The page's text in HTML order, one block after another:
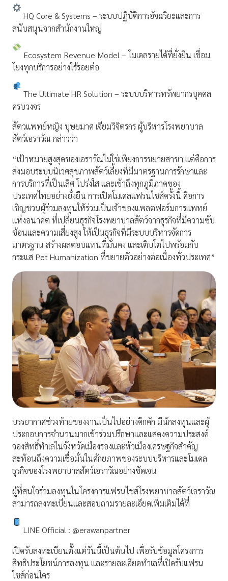
HQ Core & Systems – ระบบปฏิบัติการอัจฉริยะและการ
สนับสนุนจากสำนักงานใหญ่
Ecosystem Revenue Model – โมเดลรายได้ที่ยั่งยืน เชื่อม
โยงทุกบริการอย่างไร้รอยต่อ
The Ultimate HR Solution – ระบบบริหารทรัพยากรบุคคล
ครบวงจร
สัตวแพทย์หญิง บุษยมาศ เจียมวิจิตรกร ผู้บริหารโรงพยาบาล
สัตว์เอราวัณ กล่าวว่า
“เป้าหมายสูงสุดของเอราวัณไม่ใช่เพียงการขยายสาขา แต่คือการ
ส่งมอบระบบนิเวศสุขภาพสัตว์เลี้ยงที่มีมาตรฐานการรักษาและ
การบริการที่เป็นเลิศ โปร่งใส และเข้าถึงทุกภูมิภาคของ
ประเทศไทยอย่างยั่งยืน การเปิดโมเดลแฟรนไชส์ครั้งนี้ คือการ
เชิญชวนผู้ร่วมลงทุนให้ร่วมเป็นเจ้าของแพลตฟอร์มการแพทย์
แห่งอนาคต ที่เปลี่ยนธุรกิจโรงพยาบาลสัตว์จากธุรกิจที่มีความซับ
ซ้อนและความเสี่ยงสูง ให้เป็นธุรกิจที่มีระบบบริหารจัดการ
มาตรฐาน สร้างผลตอบแทนที่มั่นคง และเติบโตไปพร้อมกับ
กระแส Pet Humanization ที่ขยายตัวอย่างต่อเนื่องทั่วประเทศ”
บรรยากาศช่วงท้ายของงานเป็นไปอย่างคึกคัก มีนักลงทุนและผู้
ประกอบการจำนวนมากเข้าร่วมปรึกษาและแสดงความประสงค์
จองสิทธิ์ทำเลในจังหวัดเมืองรองและหัวเมืองเศรษฐกิจสำคัญ
สะท้อนถึงความเชื่อมั่นในศักยภาพของระบบบริหารและโมเดล
ธุรกิจของโรงพยาบาลสัตว์เอราวัณอย่างชัดเจน
ผู้ที่สนใจร่วมลงทุนในโครงการแฟรนไชส์โรงพยาบาลสัตว์เอราวัณ
สามารถลงทะเบียนและสอบถามรายละเอียดเพิ่มเติมได้ที่
LINE Official : @erawanpartner
เปิดรับลงทะเบียนตั้งแต่วันนี้เป็นต้นไป เพื่อรับข้อมูลโครงการ
สิทธิประโยชน์การลงทุน และรายละเอียดทำเลที่เปิดรับแฟรน
ไชส์ก่อนใคร